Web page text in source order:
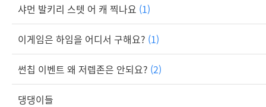
샤먼 발키리 스텟 어 캐 찍나요 (1)
이게임은 하임을 어디서 구해요? (1)
썬칩 이벤트 왜 저렙존은 안되요? (2)
댕댕이들